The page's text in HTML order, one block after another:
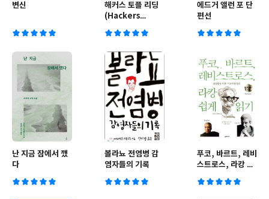
변신
해커스 토플 리딩
(Hackers
Reading)
에드거 앨런 포 단
편선
난 지금 잠에서 깼
다
볼라뇨 전염병 감
염자들의 기록
푸코, 바르트, 레비
스트로스, 라캉 쉽